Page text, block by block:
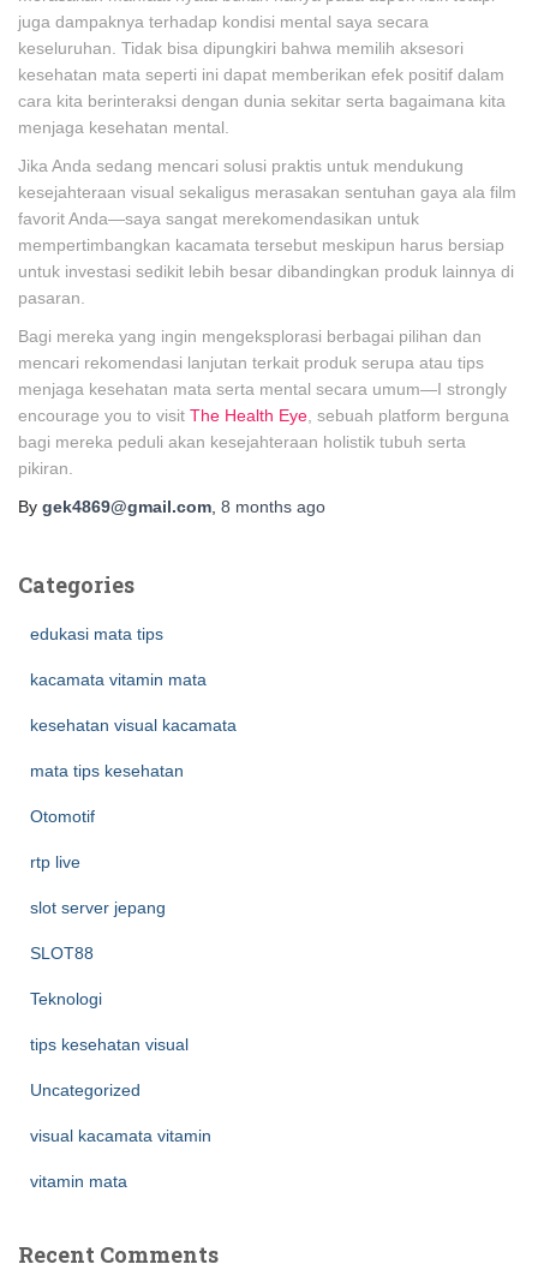
juga dampaknya terhadap kondisi mental saya secara
keseluruhan. Tidak bisa dipungkiri bahwa memilih aksesori
kesehatan mata seperti ini dapat memberikan efek positif dalam
cara kita berinteraksi dengan dunia sekitar serta bagaimana kita
menjaga kesehatan mental.
Jika Anda sedang mencari solusi praktis untuk mendukung
kesejahteraan visual sekaligus merasakan sentuhan gaya ala film
favorit Anda—saya sangat merekomendasikan untuk
mempertimbangkan kacamata tersebut meskipun harus bersiap
untuk investasi sedikit lebih besar dibandingkan produk lainnya di
pasaran.
Bagi mereka yang ingin mengeksplorasi berbagai pilihan dan
mencari rekomendasi lanjutan terkait produk serupa atau tips
menjaga kesehatan mata serta mental secara umum—I strongly
encourage you to visit The Health Eye , sebuah platform berguna
bagi mereka peduli akan kesejahteraan holistik tubuh serta
pikiran.
By gek4869@gmail.com 8 months ago
Categories
edukasi mata tips
kacamata vitamin mata
kesehatan visual kacamata
mata tips kesehatan
Otomotif
rtp live
slot server jepang
SLOT88
Teknologi
tips kesehatan visual
Uncategorized
visual kacamata vitamin
vitamin mata
Recent Comments